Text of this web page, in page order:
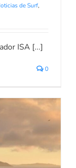
de Surf,
ISA [...]
0